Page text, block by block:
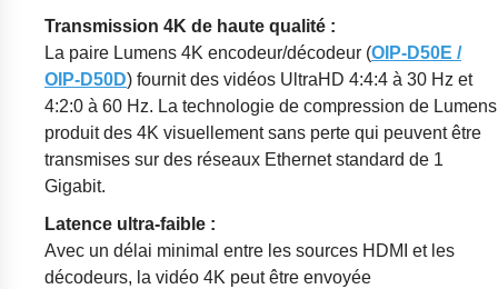
Transmission 4K de haute qualité :
La paire Lumens 4K encodeur/décodeur (OIP-D50E /
OIP-D50D) fournit des vidéos UltraHD 4:4:4 à 30 Hz et
4:2:0 à 60 Hz. La technologie de compression de Lumens
produit des 4K visuellement sans perte qui peuvent être
transmises sur des réseaux Ethernet standard de 1
Gigabit.
Latence ultra-faible :
Avec un délai minimal entre les sources HDMI et les
décodeurs, la vidéo 4K peut être envoyée